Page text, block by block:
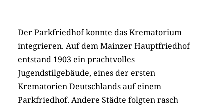
Der Parkfriedhof konnte das Krematorium
integrieren. Auf dem Mainzer Hauptfriedhof
entstand 1903 ein prachtvolles
Jugendstilgebäude, eines der ersten
Krematorien Deutschlands auf einem
Parkfriedhof. Andere Städte folgten rasch